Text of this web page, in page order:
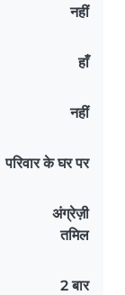
नहीं
हाँ
नहीं
परिवार के घर पर
अंग्रेज़ी
तमिल
2 बार